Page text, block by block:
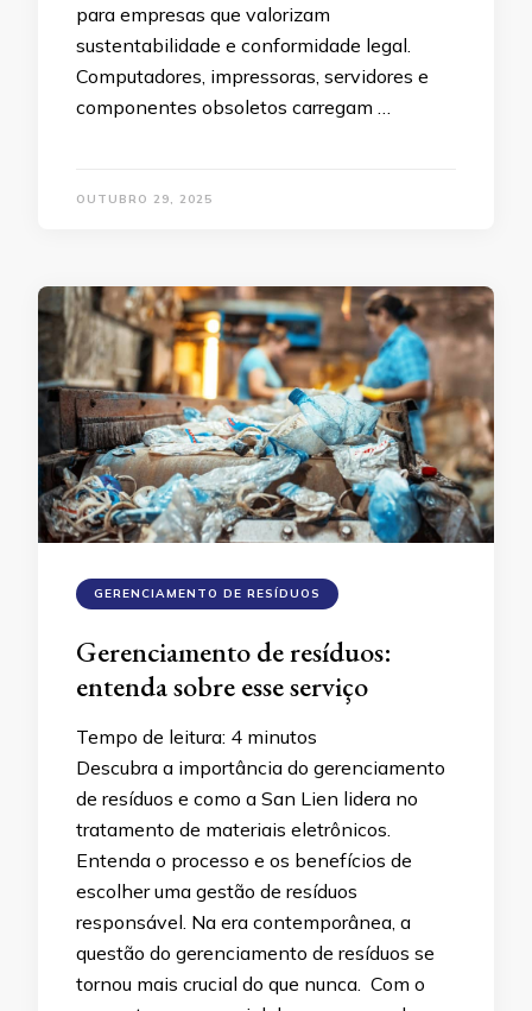
para empresas que valorizam
sustentabilidade e conformidade legal.
Computadores, impressoras, servidores e
componentes obsoletos carregam …
OUTUBRO 29, 2025
GERENCIAMENTO DE RESÍDUOS
Gerenciamento de resíduos:
entenda sobre esse serviço
Tempo de leitura: 4 minutos
Descubra a importância do gerenciamento
de resíduos e como a San Lien lidera no
tratamento de materiais eletrônicos.
Entenda o processo e os benefícios de
escolher uma gestão de resíduos
responsável. Na era contemporânea, a
questão do gerenciamento de resíduos se
tornou mais crucial do que nunca. Com o